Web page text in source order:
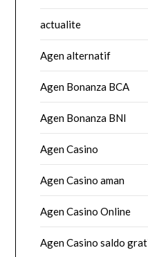
actualite
Agen alternatif
Agen Bonanza BCA
Agen Bonanza BNI
Agen Casino
Agen Casino aman
Agen Casino Online
Agen Casino saldo